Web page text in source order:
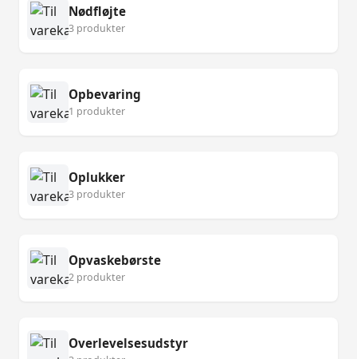
Nødfløjte
3 produkter
Opbevaring
1 produkter
Oplukker
3 produkter
Opvaskebørste
2 produkter
Overlevelsesudstyr